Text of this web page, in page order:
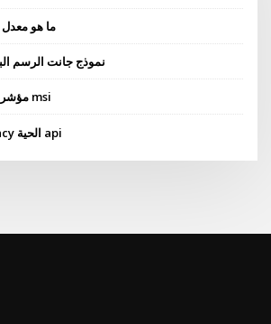
ما هو معدل
نموذج جانت الرسم
مؤشر الرسم البياني لمؤشر msi
أسعار cryptocurrency الحية api